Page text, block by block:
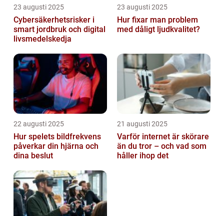
23 augusti 2025
Cybersäkerhetsrisker i
smart jordbruk och digital
livsmedelskedja
23 augusti 2025
Hur fixar man problem
med dåligt ljudkvalitet?
22 augusti 2025
Hur spelets bildfrekvens
påverkar din hjärna och
dina beslut
21 augusti 2025
Varför internet är skörare
än du tror – och vad som
håller ihop det